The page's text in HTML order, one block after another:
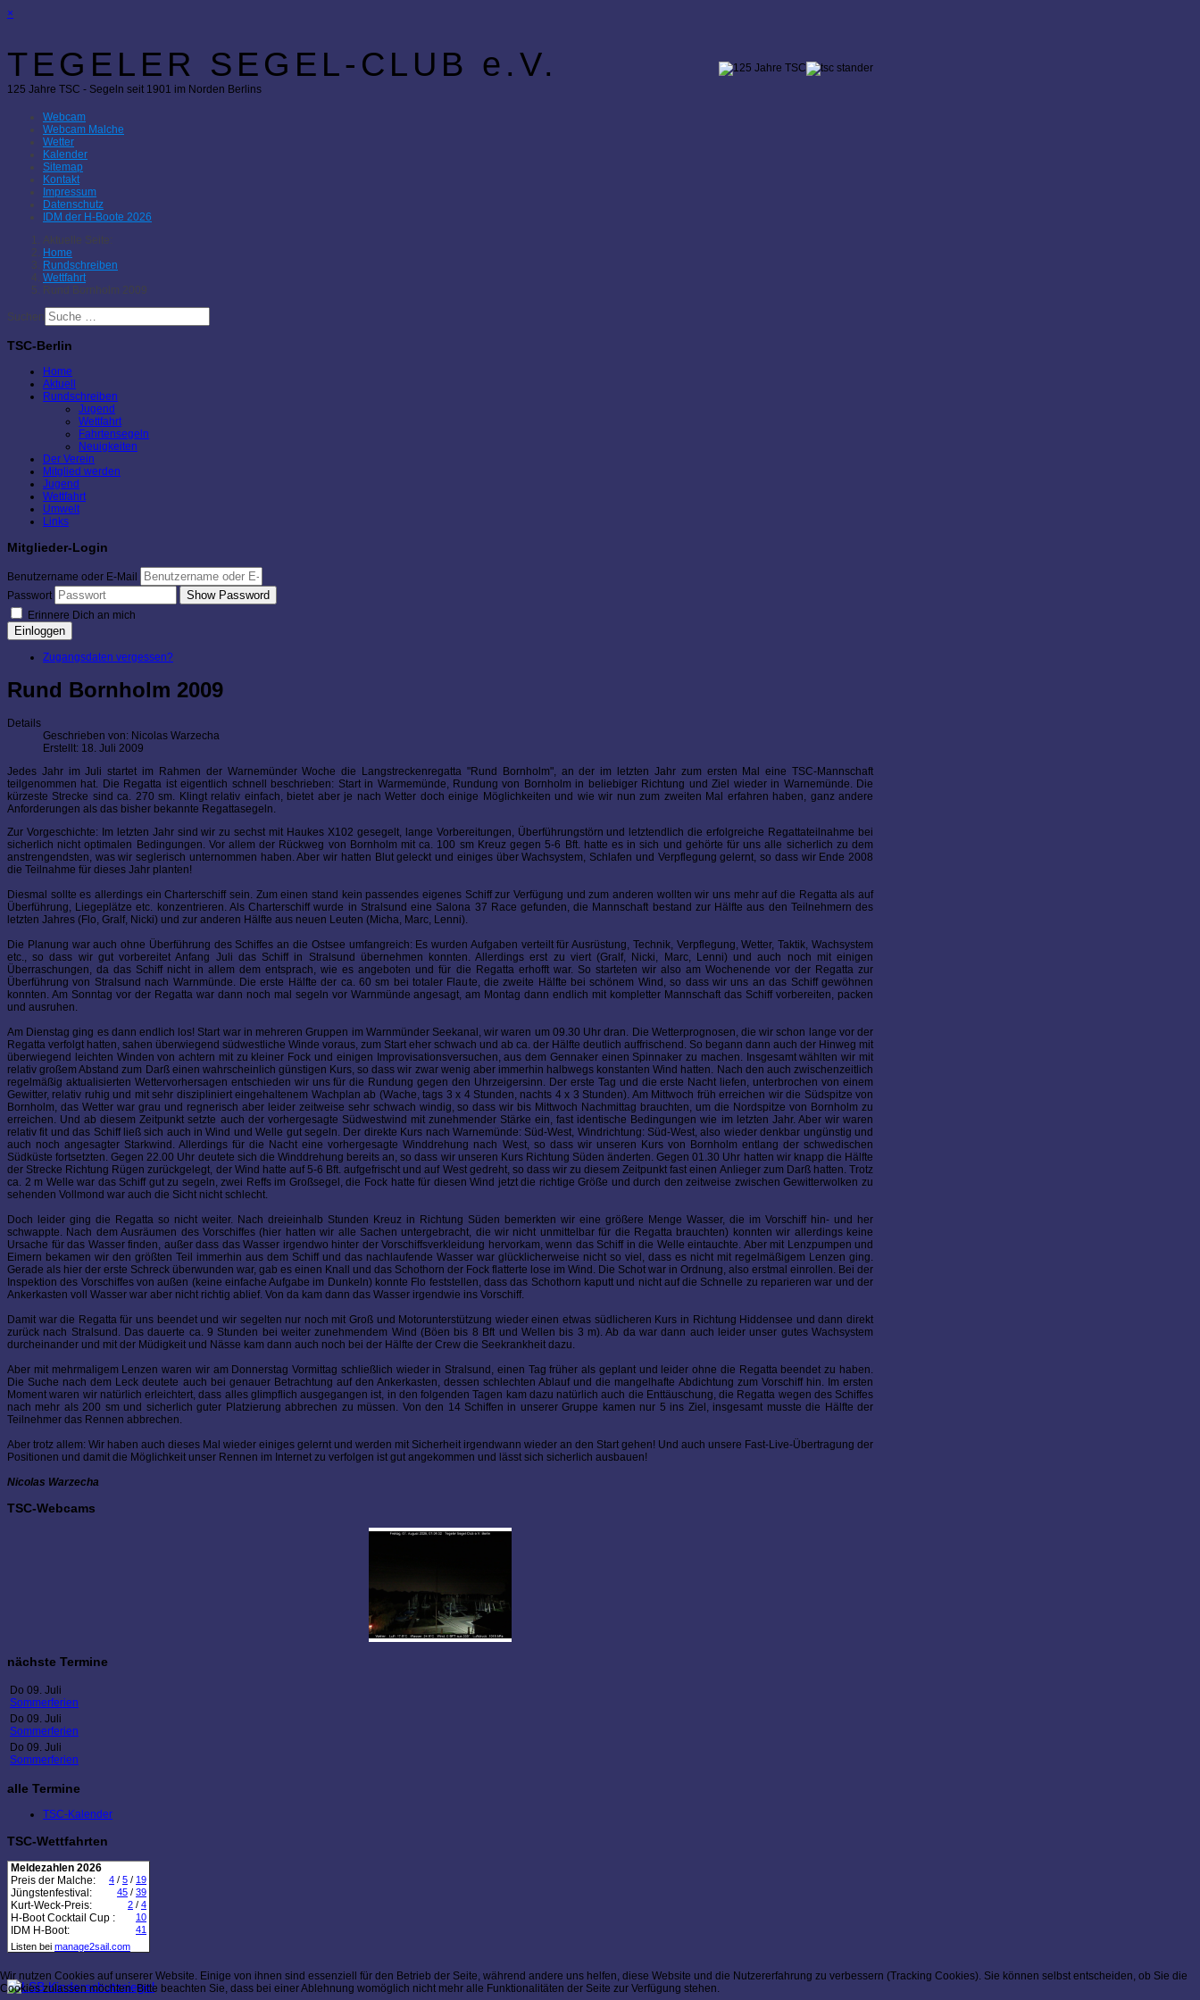
×
TEGELER SEGEL-CLUB e.V.
125 Jahre TSC - Segeln seit 1901 im Norden Berlins
Webcam
Webcam Malche
Wetter
Kalender
Sitemap
Kontakt
Impressum
Datenschutz
IDM der H-Boote 2026
Aktuelle Seite:
Home
Rundschreiben
Wettfahrt
Rund Bornholm 2009
Suchen
TSC-Berlin
Home
Aktuell
Rundschreiben
Jugend
Wettfahrt
Fahrtensegeln
Neuigkeiten
Der Verein
Mitglied werden
Jugend
Wettfahrt
Umwelt
Links
Mitglieder-Login
Benutzername oder E-Mail
Passwort
Show Password
Erinnere Dich an mich
Einloggen
Zugangsdaten vergessen?
Rund Bornholm 2009
Details
Geschrieben von: Nicolas Warzecha
Erstellt: 18. Juli 2009
Jedes Jahr im Juli startet im Rahmen der Warnemünder Woche die Langstreckenregatta "Rund Bornholm", an der im letzten Jahr zum ersten Mal eine TSC-Mannschaft
teilgenommen hat. Die Regatta ist eigentlich schnell beschrieben: Start in Warmemünde, Rundung von Bornholm in beliebiger Richtung und Ziel wieder in Warnemünde. Die
kürzeste Strecke sind ca. 270 sm. Klingt relativ einfach, bietet aber je nach Wetter doch einige Möglichkeiten und wie wir nun zum zweiten Mal erfahren haben, ganz andere
Anforderungen als das bisher bekannte Regattasegeln.
Zur Vorgeschichte: Im letzten Jahr sind wir zu sechst mit Haukes X102 gesegelt, lange Vorbereitungen, Überführungstörn und letztendlich die erfolgreiche Regattateilnahme bei
sicherlich nicht optimalen Bedingungen. Vor allem der Rückweg von Bornholm mit ca. 100 sm Kreuz gegen 5-6 Bft. hatte es in sich und gehörte für uns alle sicherlich zu dem
anstrengendsten, was wir seglerisch unternommen haben. Aber wir hatten Blut geleckt und einiges über Wachsystem, Schlafen und Verpflegung gelernt, so dass wir Ende 2008
die Teilnahme für dieses Jahr planten!
Diesmal sollte es allerdings ein Charterschiff sein. Zum einen stand kein passendes eigenes Schiff zur Verfügung und zum anderen wollten wir uns mehr auf die Regatta als auf
Überführung, Liegeplätze etc. konzentrieren. Als Charterschiff wurde in Stralsund eine Salona 37 Race gefunden, die Mannschaft bestand zur Hälfte aus den Teilnehmern des
letzten Jahres (Flo, Gralf, Nicki) und zur anderen Hälfte aus neuen Leuten (Micha, Marc, Lenni).
Die Planung war auch ohne Überführung des Schiffes an die Ostsee umfangreich: Es wurden Aufgaben verteilt für Ausrüstung, Technik, Verpflegung, Wetter, Taktik, Wachsystem
etc., so dass wir gut vorbereitet Anfang Juli das Schiff in Stralsund übernehmen konnten. Allerdings erst zu viert (Gralf, Nicki, Marc, Lenni) und auch noch mit einigen
Überraschungen, da das Schiff nicht in allem dem entsprach, wie es angeboten und für die Regatta erhofft war. So starteten wir also am Wochenende vor der Regatta zur
Überführung von Stralsund nach Warnmünde. Die erste Hälfte der ca. 60 sm bei totaler Flaute, die zweite Hälfte bei schönem Wind, so dass wir uns an das Schiff gewöhnen
konnten. Am Sonntag vor der Regatta war dann noch mal segeln vor Warnmünde angesagt, am Montag dann endlich mit kompletter Mannschaft das Schiff vorbereiten, packen
und ausruhen.
Am Dienstag ging es dann endlich los! Start war in mehreren Gruppen im Warnmünder Seekanal, wir waren um 09.30 Uhr dran. Die Wetterprognosen, die wir schon lange vor der
Regatta verfolgt hatten, sahen überwiegend südwestliche Winde voraus, zum Start eher schwach und ab ca. der Hälfte deutlich auffrischend. So begann dann auch der Hinweg mit
überwiegend leichten Winden von achtern mit zu kleiner Fock und einigen Improvisationsversuchen, aus dem Gennaker einen Spinnaker zu machen. Insgesamt wählten wir mit
relativ großem Abstand zum Darß einen wahrscheinlich günstigen Kurs, so dass wir zwar wenig aber immerhin halbwegs konstanten Wind hatten. Nach den auch zwischenzeitlich
regelmäßig aktualisierten Wettervorhersagen entschieden wir uns für die Rundung gegen den Uhrzeigersinn. Der erste Tag und die erste Nacht liefen, unterbrochen von einem
Gewitter, relativ ruhig und mit sehr diszipliniert eingehaltenem Wachplan ab (Wache, tags 3 x 4 Stunden, nachts 4 x 3 Stunden). Am Mittwoch früh erreichen wir die Südspitze von
Bornholm, das Wetter war grau und regnerisch aber leider zeitweise sehr schwach windig, so dass wir bis Mittwoch Nachmittag brauchten, um die Nordspitze von Bornholm zu
erreichen. Und ab diesem Zeitpunkt setzte auch der vorhergesagte Südwestwind mit zunehmender Stärke ein, fast identische Bedingungen wie im letzten Jahr. Aber wir waren
relativ fit und das Schiff ließ sich auch in Wind und Welle gut segeln. Der direkte Kurs nach Warnemünde: Süd-West, Windrichtung: Süd-West, also wieder denkbar ungünstig und
auch noch angesagter Starkwind. Allerdings für die Nacht eine vorhergesagte Winddrehung nach West, so dass wir unseren Kurs von Bornholm entlang der schwedischen
Südküste fortsetzten. Gegen 22.00 Uhr deutete sich die Winddrehung bereits an, so dass wir unseren Kurs Richtung Süden änderten. Gegen 01.30 Uhr hatten wir knapp die Hälfte
der Strecke Richtung Rügen zurückgelegt, der Wind hatte auf 5-6 Bft. aufgefrischt und auf West gedreht, so dass wir zu diesem Zeitpunkt fast einen Anlieger zum Darß hatten. Trotz
ca. 2 m Welle war das Schiff gut zu segeln, zwei Reffs im Großsegel, die Fock hatte für diesen Wind jetzt die richtige Größe und durch den zeitweise zwischen Gewitterwolken zu
sehenden Vollmond war auch die Sicht nicht schlecht.
Doch leider ging die Regatta so nicht weiter. Nach dreieinhalb Stunden Kreuz in Richtung Süden bemerkten wir eine größere Menge Wasser, die im Vorschiff hin- und her
schwappte. Nach dem Ausräumen des Vorschiffes (hier hatten wir alle Sachen untergebracht, die wir nicht unmittelbar für die Regatta brauchten) konnten wir allerdings keine
Ursache für das Wasser finden, außer dass das Wasser irgendwo hinter der Vorschiffsverkleidung hervorkam, wenn das Schiff in die Welle eintauchte. Aber mit Lenzpumpen und
Eimern bekamen wir den größten Teil immerhin aus dem Schiff und das nachlaufende Wasser war glücklicherweise nicht so viel, dass es nicht mit regelmäßigem Lenzen ging.
Gerade als hier der erste Schreck überwunden war, gab es einen Knall und das Schothorn der Fock flatterte lose im Wind. Die Schot war in Ordnung, also erstmal einrollen. Bei der
Inspektion des Vorschiffes von außen (keine einfache Aufgabe im Dunkeln) konnte Flo feststellen, dass das Schothorn kaputt und nicht auf die Schnelle zu reparieren war und der
Ankerkasten voll Wasser war aber nicht richtig ablief. Von da kam dann das Wasser irgendwie ins Vorschiff.
Damit war die Regatta für uns beendet und wir segelten nur noch mit Groß und Motorunterstützung wieder einen etwas südlicheren Kurs in Richtung Hiddensee und dann direkt
zurück nach Stralsund. Das dauerte ca. 9 Stunden bei weiter zunehmendem Wind (Böen bis 8 Bft und Wellen bis 3 m). Ab da war dann auch leider unser gutes Wachsystem
durcheinander und mit der Müdigkeit und Nässe kam dann auch noch bei der Hälfte der Crew die Seekrankheit dazu.
Aber mit mehrmaligem Lenzen waren wir am Donnerstag Vormittag schließlich wieder in Stralsund, einen Tag früher als geplant und leider ohne die Regatta beendet zu haben.
Die Suche nach dem Leck deutete auch bei genauer Betrachtung auf den Ankerkasten, dessen schlechten Ablauf und die mangelhafte Abdichtung zum Vorschiff hin. Im ersten
Moment waren wir natürlich erleichtert, dass alles glimpflich ausgegangen ist, in den folgenden Tagen kam dazu natürlich auch die Enttäuschung, die Regatta wegen des Schiffes
nach mehr als 200 sm und sicherlich guter Platzierung abbrechen zu müssen. Von den 14 Schiffen in unserer Gruppe kamen nur 5 ins Ziel, insgesamt musste die Hälfte der
Teilnehmer das Rennen abbrechen.
Aber trotz allem: Wir haben auch dieses Mal wieder einiges gelernt und werden mit Sicherheit irgendwann wieder an den Start gehen! Und auch unsere Fast-Live-Übertragung der
Positionen und damit die Möglichkeit unser Rennen im Internet zu verfolgen ist gut angekommen und lässt sich sicherlich ausbauen!
Nicolas Warzecha
TSC-Webcams
nächste Termine
Do 09. Juli
Sommerferien
Do 09. Juli
Sommerferien
Do 09. Juli
Sommerferien
alle Termine
TSC-Kalender
TSC-Wettfahrten
Meldezahlen 2026
Preis der Malche:
4 / 5 / 19
Jüngstenfestival: 45 / 39
Kurt-Weck-Preis: 2 / 4
H-Boot Cocktail Cup : 10
IDM H-Boot:
41
Listen bei manage2sail.com
Wir nutzen Cookies auf unserer Website. Einige von ihnen sind essenziell für den Betrieb der Seite, während andere uns helfen, diese Website und die Nutzererfahrung zu verbessern (Tracking Cookies). Sie können selbst entscheiden, ob Sie die
Cookies zulassen möchten. Bitte beachten Sie, dass bei einer Ablehnung womöglich nicht mehr alle Funktionalitäten der Seite zur Verfügung stehen.